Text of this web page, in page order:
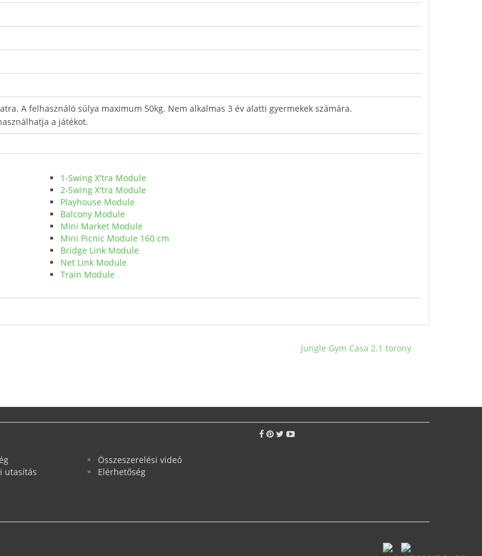
A felhasználó súlya maximum 50kg. Nem alkalmas 3 év alatti gyermekek számára.
a játékot.
1-Swing X'tra Module
2-Swing X'tra Module
Playhouse Module
Balcony Module
Mini Market Module
Mini Picnic Module 160 cm
Bridge Link Module
Net Link Module
Train Module
Jungle Gym Casa 2.1 torony
utasítás
Összeszerelési videó
Elérhetőség